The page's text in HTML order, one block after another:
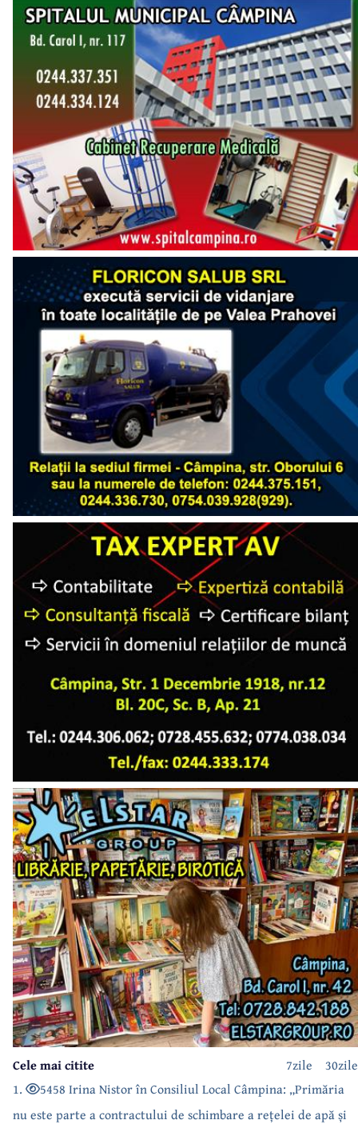
30zile
7zile
Cele mai citite
1.
5458 Irina Nistor în Consiliul Local Câmpina: „Primăria
nu este parte a contractului de schimbare a rețelei de apă și